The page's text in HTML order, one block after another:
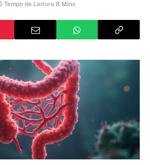
Tempo de Leitura 8 Mins